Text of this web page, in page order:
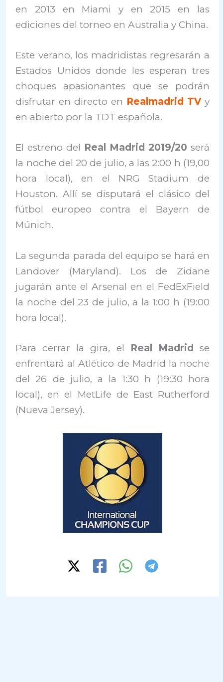
en 2013 en Miami y en 2015 en las
ediciones del torneo en Australia y China.
Este verano, los madridistas regresarán a
Estados Unidos donde les esperan tres
choques apasionantes que se podrán
disfrutar en directo en Realmadrid TVy
en abierto por la TDT española.
El estreno del Real Madrid 2019/20 será
la noche del 20 de julio, a las 2:00 h (19,00
hora local), en el NRG Stadium de
Houston. Allí se disputará el clásico del
fútbol europeo contra el Bayern de
Múnich.
La segunda parada del equipo se hará en
Landover (Maryland). Los de Zidane
jugarán ante el Arsenal en el FedExField
la noche del 23 de julio, a la 1:00 h (19:00
hora local).
Para cerrar la gira, el Real Madrid
se
enfrentará al Atlético de Madrid la noche
del 26 de julio, a la 1:30 h (19:30 hora
local), en el MetLife de East Rutherford
(Nueva Jersey).